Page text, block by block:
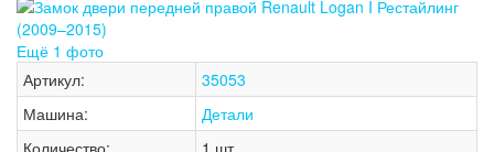
Ещё 1 фото
Артикул:
35053
Машина:
Детали
Количество:
1 шт.